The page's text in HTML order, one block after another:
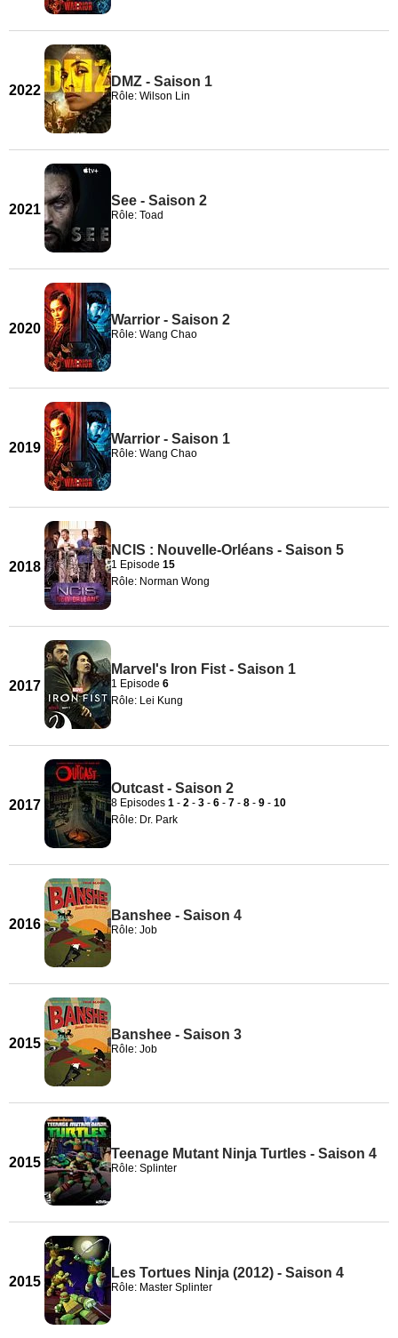
2022
DMZ - Saison 1
Rôle: Wilson Lin
2021
See - Saison 2
Rôle: Toad
2020
Warrior - Saison 2
Rôle: Wang Chao
2019
Warrior - Saison 1
Rôle: Wang Chao
2018
NCIS : Nouvelle-Orléans - Saison 5
1 Episode 15
Rôle: Norman Wong
2017
Marvel's Iron Fist - Saison 1
1 Episode 6
Rôle: Lei Kung
2017
Outcast - Saison 2
8 Episodes 1 - 2 - 3 - 6 - 7 - 8 - 9 - 10
Rôle: Dr. Park
2016
Banshee - Saison 4
Rôle: Job
2015
Banshee - Saison 3
Rôle: Job
2015
Teenage Mutant Ninja Turtles - Saison 4
Rôle: Splinter
2015
Les Tortues Ninja (2012) - Saison 4
Rôle: Master Splinter